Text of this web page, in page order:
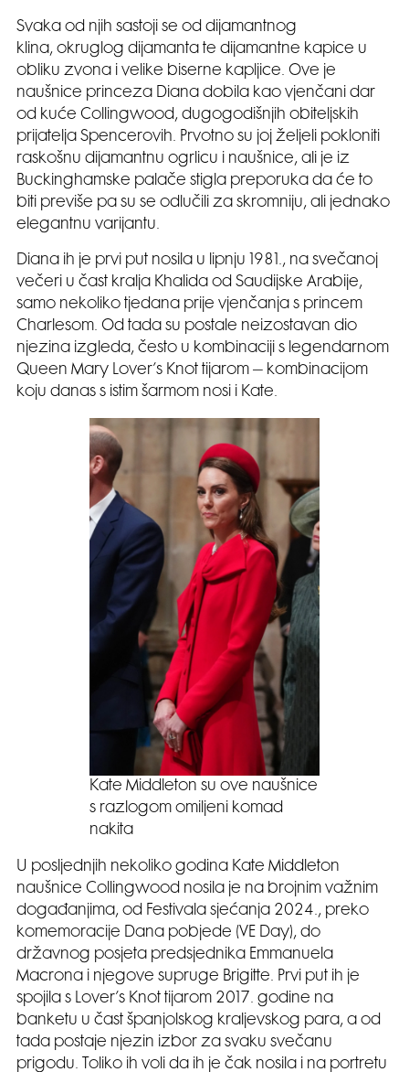
Svaka od njih sastoji se od dijamantnog
klina, okruglog dijamanta te dijamantne kapice u
obliku zvona i velike biserne kapljice. Ove je
naušnice princeza Diana dobila kao vjenčani dar
od kuće Collingwood, dugogodišnjih obiteljskih
prijatelja Spencerovih. Prvotno su joj željeli pokloniti
raskošnu dijamantnu ogrlicu i naušnice, ali je iz
Buckinghamske palače stigla preporuka da će to
biti previše pa su se odlučili za skromniju, ali jednako
elegantnu varijantu.
Diana ih je prvi put nosila u lipnju 1981., na svečanoj
večeri u čast kralja Khalida od Saudijske Arabije,
samo nekoliko tjedana prije vjenčanja s princem
Charlesom. Od tada su postale neizostavan dio
njezina izgleda, često u kombinaciji s legendarnom
Queen Mary Lover’s Knot tijarom – kombinacijom
koju danas s istim šarmom nosi i Kate.
Kate Middleton su ove naušnice
s razlogom omiljeni komad
nakita
U posljednjih nekoliko godina Kate Middleton
naušnice Collingwood nosila je na brojnim važnim
događanjima, od Festivala sjećanja 2024., preko
komemoracije Dana pobjede (VE Day), do
državnog posjeta predsjednika Emmanuela
Macrona i njegove supruge Brigitte. Prvi put ih je
spojila s Lover’s Knot tijarom 2017. godine na
banketu u čast španjolskog kraljevskog para, a od
tada postaje njezin izbor za svaku svečanu
prigodu. Toliko ih voli da ih je čak nosila i na portretu